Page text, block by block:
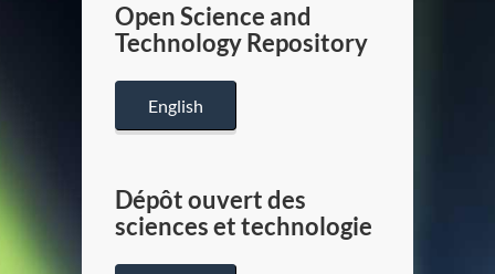
Canada
Open Science and
Technology Repository
English
Dépôt ouvert des
sciences et technologie